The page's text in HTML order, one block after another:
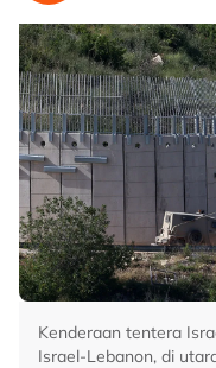
Kenderaan tentera
Israel-Lebanon, di